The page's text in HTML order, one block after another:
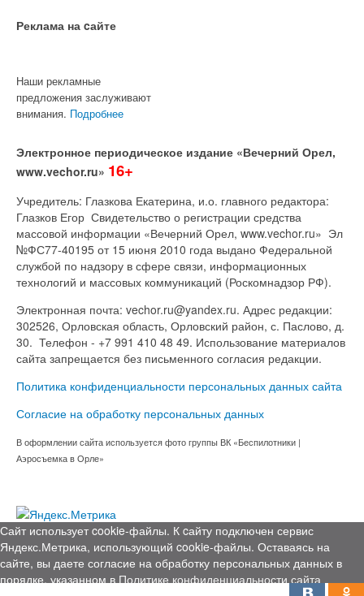
Реклама на cайте
Наши рекламные
предложения заслуживают
внимания. Подробнее
Электронное периодическое издание «Вечерний Орел,
www.vechor.ru» 16+
Учредитель: Глазкова Екатерина, и.о. главного редактора:
Глазков Егор Свидетельство о регистрации средства
массовой информации «Вечерний Орел, www.vechor.ru» Эл
№ФС77-40195 от 15 июня 2010 года выдано Федеральной
службой по надзору в сфере связи, информационных
технологий и массовых коммуникаций (Роскомнадзор РФ).
Электронная почта: vechor.ru@yandex.ru. Адрес редакции:
302526, Орловская область, Орловский район, с. Паслово, д.
30. Телефон - +7 991 410 48 49. Использование материалов
сайта запрещается без письменного согласия редакции.
Политика конфиденциальности персональных данных сайта
Согласие на обработку персональных данных
В оформлении сайта используется фото группы ВК «Беспилотники |
Аэросъемка в Орле»
Сайт использует cookie-файлы. К cайту подключен сервис
Яндекс.Метрика, использующий cookie-файлы. Оставаясь на
сайте, вы даете согласие на обработку персональных данных в
порядке, указанном вПолитике конфиденциальности сайта